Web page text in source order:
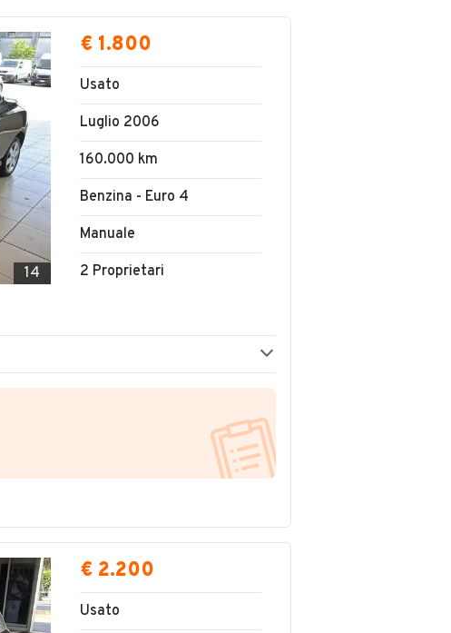
14
€ 1.800
Usato
Luglio 2006
160.000 km
Benzina - Euro 4
Manuale
2 Proprietari
€ 2.200
Usato